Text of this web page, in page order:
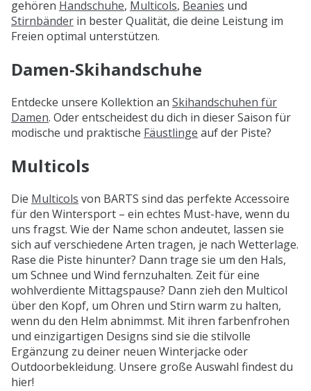
gehören Handschuhe, Multicols, Beanies und
Stirnbänder in bester Qualität, die deine Leistung im
Freien optimal unterstützen.
Damen-Skihandschuhe
Entdecke unsere Kollektion an Skihandschuhen für
Damen. Oder entscheidest du dich in dieser Saison für
modische und praktische Fäustlinge auf der Piste?
Multicols
Die Multicols von BARTS sind das perfekte Accessoire
für den Wintersport – ein echtes Must-have, wenn du
uns fragst. Wie der Name schon andeutet, lassen sie
sich auf verschiedene Arten tragen, je nach Wetterlage.
Rase die Piste hinunter? Dann trage sie um den Hals,
um Schnee und Wind fernzuhalten. Zeit für eine
wohlverdiente Mittagspause? Dann zieh den Multicol
über den Kopf, um Ohren und Stirn warm zu halten,
wenn du den Helm abnimmst. Mit ihren farbenfrohen
und einzigartigen Designs sind sie die stilvolle
Ergänzung zu deiner neuen Winterjacke oder
Outdoorbekleidung. Unsere große Auswahl findest du
hier!